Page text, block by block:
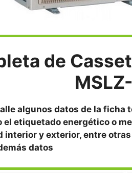
de
algunos datos de la ficha
el etiquetado energético o
interior y exterior, entre
datos